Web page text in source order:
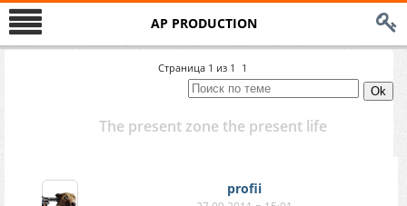
AP PRODUCTION
Страница 1 из 1 1
The present zone the present life
profii